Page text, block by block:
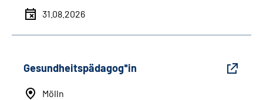
31.08.2026
Gesundheitspädagog*in
Mölln